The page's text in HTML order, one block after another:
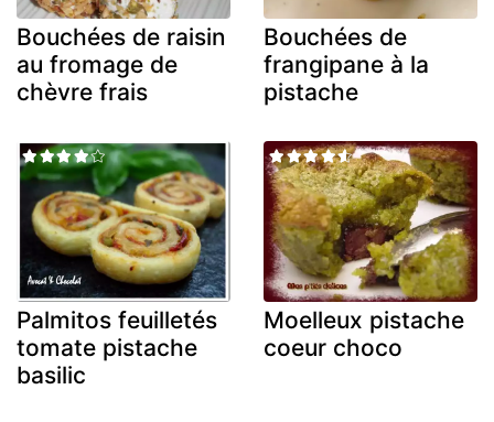
Bouchées de raisin
au fromage de
chèvre frais
Bouchées de
frangipane à la
pistache
Palmitos feuilletés
tomate pistache
basilic
Moelleux pistache
coeur choco